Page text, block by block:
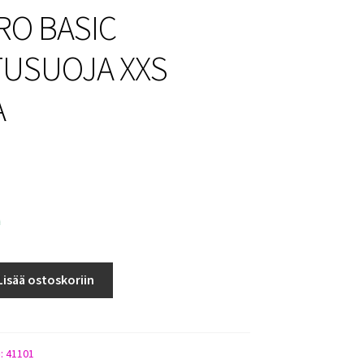
BASIC
XXS
ostoskoriin
41101